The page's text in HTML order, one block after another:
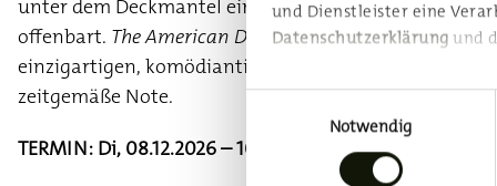
und Dienstleister eine
Datenschutzerklärung und
Da wir Ihre Privatsphäre
können diese jederzeit für
unteren Ecke der Seite
Notwendig
unter dem Deckmantel einer luftigen Bagatelle die
offenbart. The American Drama Group Europe
einzigartigen, komödiantischen Stil. Live-Musik
zeitgemäße Note.
TERMIN: Di, 08.12.2026 – 10 Uhr